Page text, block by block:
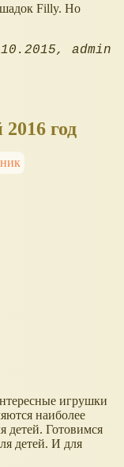
Filly. Но
admin
год
игрушки
наиболее
детей. Готовимся
детей. И для